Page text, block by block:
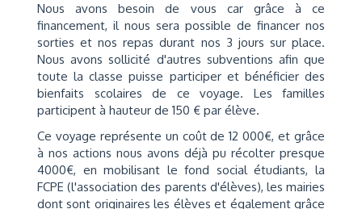
Nous avons besoin de vous car grâce à ce
financement, il nous sera possible de financer nos
sorties et nos repas durant nos 3 jours sur place.
Nous avons sollicité d'autres subventions afin que
toute la classe puisse participer et bénéficier des
bienfaits scolaires de ce voyage. Les familles
participent à hauteur de 150 € par élève.
Ce voyage représente un coût de 12 000€, et grâce
à nos actions nous avons déjà pu récolter presque
4000€, en mobilisant le fond social étudiants, la
FCPE (l'association des parents d'élèves), les mairies
dont sont originaires les élèves et également grâce